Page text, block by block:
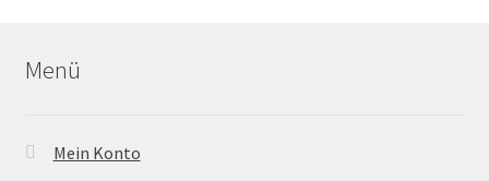
Menü
Mein Konto